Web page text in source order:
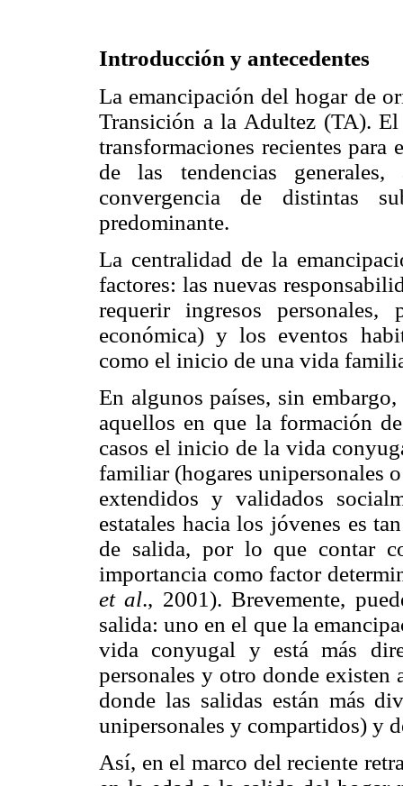
Introducción y antecedentes
La emancipación del hogar de
Transición a la Adultez (TA).
transformaciones recientes
de las tendencias
convergencia de distintas
predominante.
La centralidad de la
factores: las nuevas
requerir ingresos
económica) y los eventos
como el inicio de una vida
En algunos países, sin
aquellos en que la formación
casos el inicio de la vida
familiar (hogares unipersonales
extendidos y validados
estatales hacia los jóvenes es
de salida, por lo que contar
importancia como factor
et al., 2001). Brevemente,
salida: uno en el que la
vida conyugal y está más
personales y otro donde
donde las salidas están más
unipersonales y compartidos) y
Así, en el marco del reciente